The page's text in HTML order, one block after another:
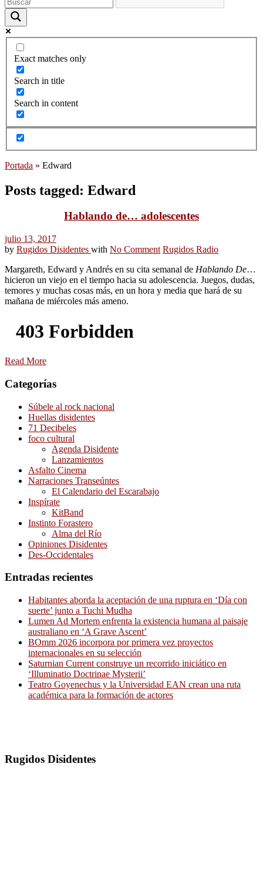
Exact matches only
Search in title
Search in content
Portada » Edward
Posts tagged: Edward
Hablando de… adolescentes
julio 13, 2017
by Rugidos Disidentes with No Comment Rugidos Radio
Margareth, Edward y Andrés en su cita semanal de Hablando De…
hicieron un viejo en el tiempo hacia su adolescencia. Juegos, dudas,
temores y muchas cosas más, en un hora y media que hará de su
mañana de miércoles más ameno.
Read More
Categorías
Súbele al rock nacional
Huellas disidentes
71 Decibeles
foco cultural
Agenda Disidente
Lanzamientos
Asfalto Cinema
Narraciones Transeúntes
El Calendario del Escarabajo
Inspírate
KitBand
Instinto Forastero
Alma del Río
Opiniones Disidentes
Des-Occidentales
Entradas recientes
Habitantes aborda la aceptación de una ruptura en ‘Día con
suerte’ junto a Tuchi Mudha
Lumen Ad Mortem enfrenta la existencia humana al paisaje
australiano en ‘A Grave Ascent’
BOmm 2026 incorpora por primera vez proyectos
internacionales en su selección
Saturnian Current construye un recorrido iniciático en
‘Illuminatio Doctrinae Mysterii’
Teatro Goyenechus y la Universidad EAN crean una ruta
académica para la formación de actores
Rugidos Disidentes